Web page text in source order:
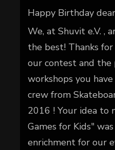
Happy Birthday
We, at Shuvit e.V. ,
the best! Thanks
our contest and the
workshops you
crew from
2016 ! Your idea to
Games for Kids"
enrichment for our